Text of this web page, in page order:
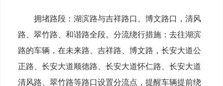
拥堵路段：湖滨路与吉祥路口、博文路口，清风
路、翠竹路、和谐路全段。分流绕行措施：去往湖滨
路的车辆，在未来路、吉祥路、博文路，长安大道公
正路、长安大道顺德路、长安大道怀仁路、长安大道
清风路、翠竹路等路口设置分流点，提醒车辆提前绕